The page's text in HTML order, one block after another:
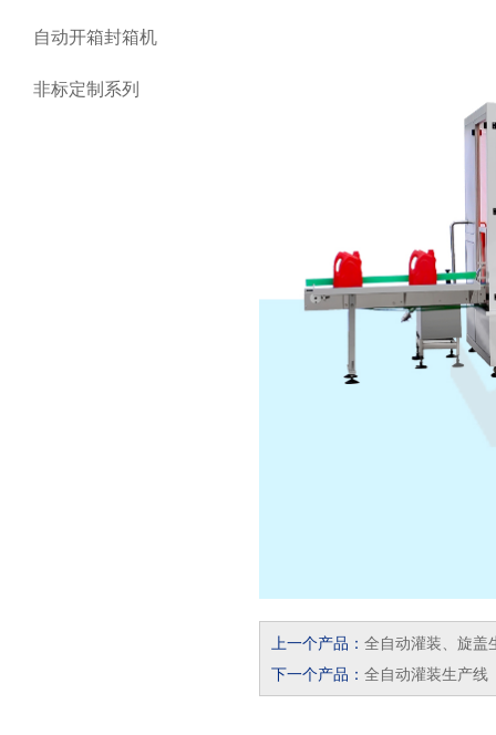
自动开箱封箱机
非标定制系列
上一个产品： 全自动灌装、旋盖
下一个产品： 全自动灌装生产线